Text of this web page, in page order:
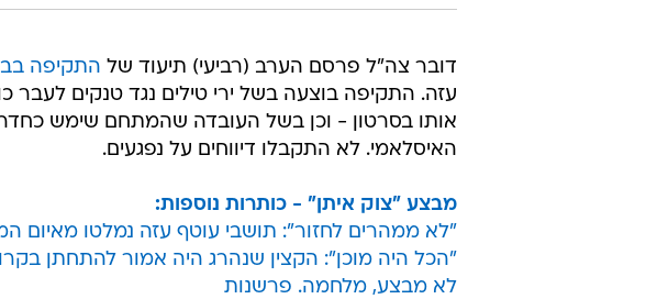
דובר צה"ל פרסם הערב (רביעי) תיעוד של התקיפה
עזה. התקיפה בוצעה בשל ירי טילים נגד טנקים לעבר
אותו בסרטון - וכן בשל העובדה שהמתחם שימש
האיסלאמי. לא התקבלו דיווחים על נפגעים.
מבצע "צוק איתן" - כותרות נוספות:
"לא ממהרים לחזור": תושבי עוטף עזה נמלטו מאיום
"הכל היה מוכן": הקצין שנהרג היה אמור להתחתן
לא מבצע, מלחמה. פרשנות